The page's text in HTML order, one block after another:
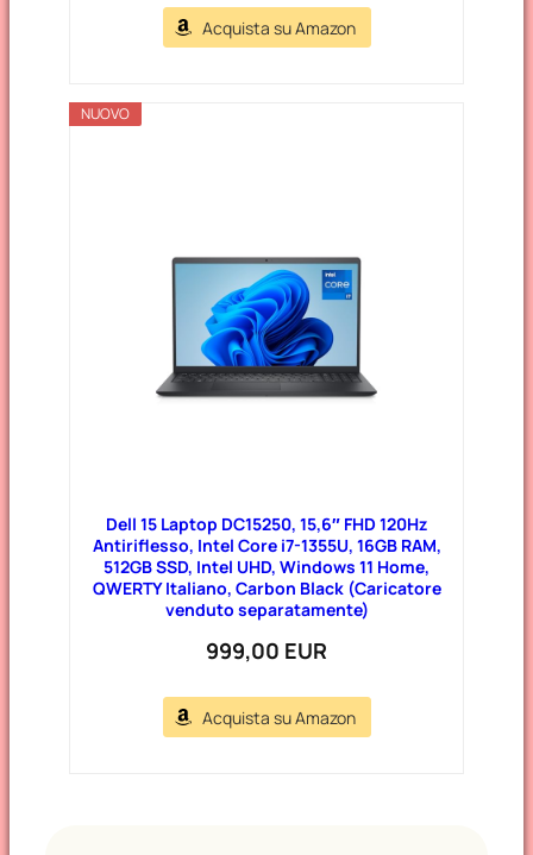
Acquista su Amazon
NUOVO
Dell 15 Laptop DC15250, 15,6″ FHD 120Hz
Antiriflesso, Intel Core i7-1355U, 16GB RAM,
512GB SSD, Intel UHD, Windows 11 Home,
QWERTY Italiano, Carbon Black (Caricatore
venduto separatamente)
999,00 EUR
Acquista su Amazon